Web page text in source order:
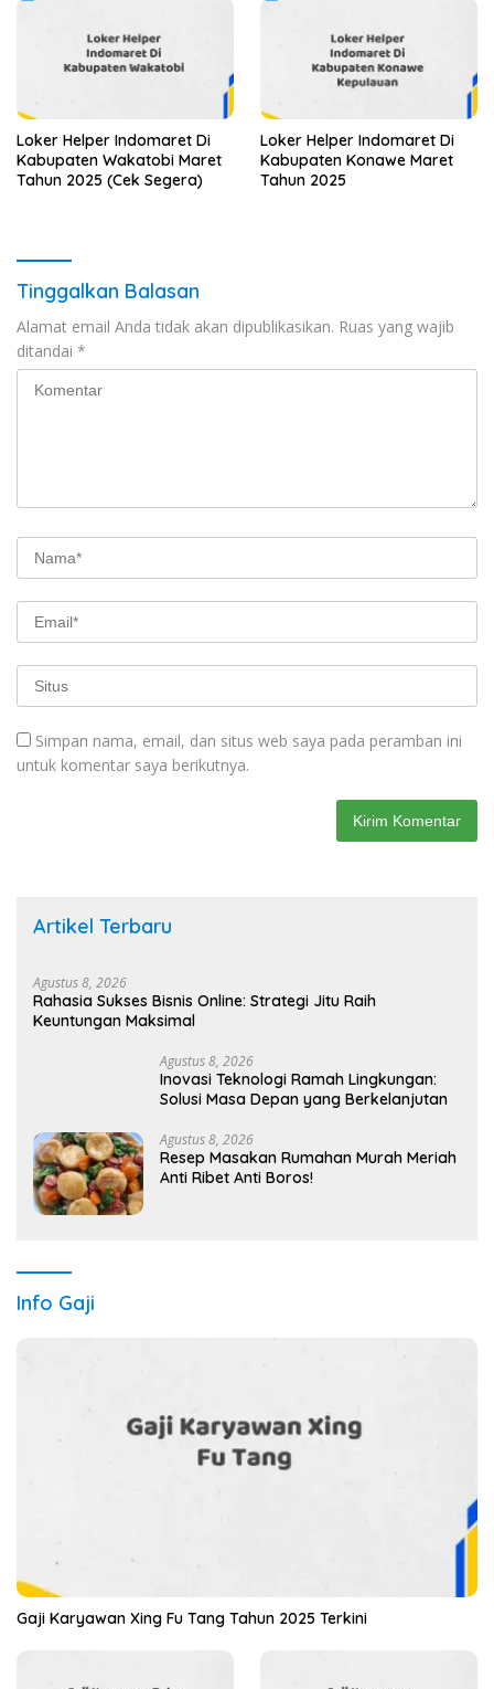
Loker Helper Indomaret Di
Kabupaten Wakatobi Maret
Tahun 2025 (Cek Segera)
Loker Helper Indomaret Di
Kabupaten Konawe Maret
Tahun 2025
Tinggalkan Balasan
Alamat email Anda tidak akan dipublikasikan. Ruas yang wajib
ditandai *
Simpan nama, email, dan situs web saya pada peramban ini
untuk komentar saya berikutnya.
Artikel Terbaru
Agustus 8, 2026
Rahasia Sukses Bisnis Online: Strategi Jitu Raih
Keuntungan Maksimal
Agustus 8, 2026
Inovasi Teknologi Ramah Lingkungan:
Solusi Masa Depan yang Berkelanjutan
Agustus 8, 2026
Resep Masakan Rumahan Murah Meriah
Anti Ribet Anti Boros!
Info Gaji
Gaji Karyawan Xing Fu Tang Tahun 2025 Terkini